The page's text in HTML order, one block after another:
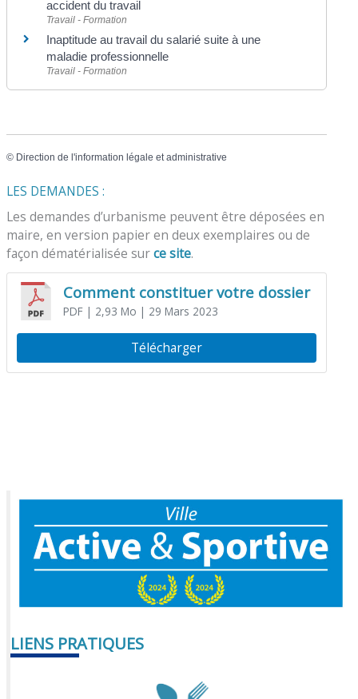
accident du travail
Travail - Formation
Inaptitude au travail du salarié suite à une
maladie professionnelle
Travail - Formation
© Direction de l'information légale et administrative
LES DEMANDES :
Les demandes d’urbanisme peuvent être déposées en
maire, en version papier en deux exemplaires ou de
façon dématérialisée surce site.
Comment constituer votre dossier
PDF| 2,93 Mo | 29 Mars 2023
Télécharger
LIENS PRATIQUES